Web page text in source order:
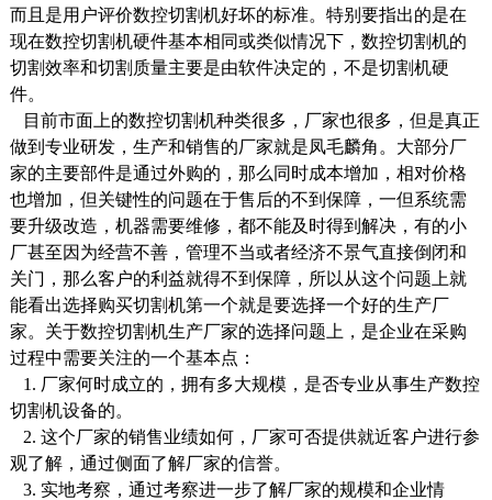
而且是用户评价数控切割机好坏的标准。特别要指出的是在
现在数控切割机硬件基本相同或类似情况下，数控切割机的
切割效率和切割质量主要是由软件决定的，不是切割机硬
件。
目前市面上的数控切割机种类很多，厂家也很多，但是真正
做到专业研发，生产和销售的厂家就是凤毛麟角。大部分厂
家的主要部件是通过外购的，那么同时成本增加，相对价格
也增加，但关键性的问题在于售后的不到保障，一但系统需
要升级改造，机器需要维修，都不能及时得到解决，有的小
厂甚至因为经营不善，管理不当或者经济不景气直接倒闭和
关门，那么客户的利益就得不到保障，所以从这个问题上就
能看出选择购买切割机第一个就是要选择一个好的生产厂
家。关于数控切割机生产厂家的选择问题上，是企业在采购
过程中需要关注的一个基本点：
1. 厂家何时成立的，拥有多大规模，是否专业从事生产数控
切割机设备的。
2. 这个厂家的销售业绩如何，厂家可否提供就近客户进行参
观了解，通过侧面了解厂家的信誉。
3. 实地考察，通过考察进一步了解厂家的规模和企业情